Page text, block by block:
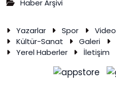
Haber Arşivi
Yazarlar Spor Video
Kültür-Sanat
Galeri
Yerel Haberler
İletişim